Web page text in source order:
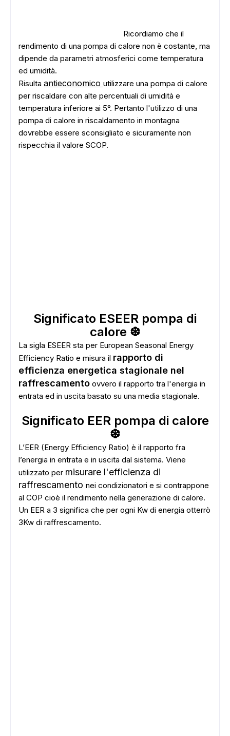
Ricordiamo che il
rendimento di una pompa di calore non è costante, ma
dipende da parametri atmosferici come temperatura
ed umidità.
Risulta antieconomico utilizzare una pompa di calore
per riscaldare con alte percentuali di umidità e
temperatura inferiore ai 5°. Pertanto l'utilizzo di una
pompa di calore in riscaldamento in montagna
dovrebbe essere sconsigliato e sicuramente non
rispecchia il valore SCOP.
Significato ESEER pompa di
calore ❆
La sigla ESEER sta per European Seasonal Energy
Efficiency Ratio e misura il rapporto di
efficienza energetica stagionale nel
raffrescamento ovvero il rapporto tra l'energia in
entrata ed in uscita basato su una media stagionale.
Significato EER pompa di calore
❆
L’EER (Energy Efficiency Ratio) è il rapporto fra
l’energia in entrata e in uscita dal sistema. Viene
utilizzato per misurare l'efficienza di
raffrescamento nei condizionatori e si contrappone
al COP cioè il rendimento nella generazione di calore.
Un EER a 3 significa che per ogni Kw di energia otterrò
3Kw di raffrescamento.